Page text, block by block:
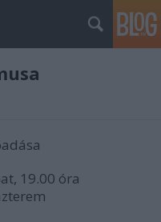
19.00 óra